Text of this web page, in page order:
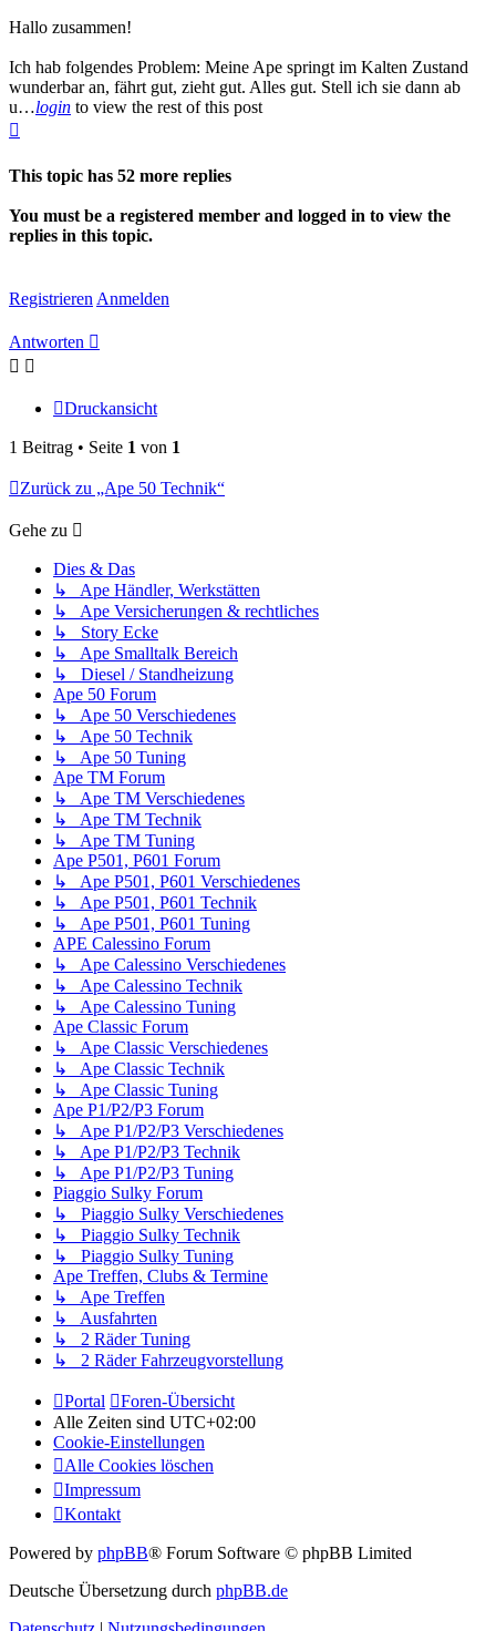
Hallo zusammen!
Ich hab folgendes Problem: Meine Ape springt im Kalten Zustand
wunderbar an, fährt gut, zieht gut. Alles gut. Stell ich sie dann ab
u…login to view the rest of this post
This topic has 52 more replies
You must be a registered member and logged in to view the
replies in this topic.
Registrieren Anmelden
Antworten
Druckansicht
1 Beitrag • Seite 1 von 1
Zurück zu „Ape 50 Technik“
Gehe zu
Dies & Das
↳ Ape Händler, Werkstätten
↳ Ape Versicherungen & rechtliches
↳ Story Ecke
↳ Ape Smalltalk Bereich
↳ Diesel / Standheizung
Ape 50 Forum
↳ Ape 50 Verschiedenes
↳ Ape 50 Technik
↳ Ape 50 Tuning
Ape TM Forum
↳ Ape TM Verschiedenes
↳ Ape TM Technik
↳ Ape TM Tuning
Ape P501, P601 Forum
↳ Ape P501, P601 Verschiedenes
↳ Ape P501, P601 Technik
↳ Ape P501, P601 Tuning
APE Calessino Forum
↳ Ape Calessino Verschiedenes
↳ Ape Calessino Technik
↳ Ape Calessino Tuning
Ape Classic Forum
↳ Ape Classic Verschiedenes
↳ Ape Classic Technik
↳ Ape Classic Tuning
Ape P1/P2/P3 Forum
↳ Ape P1/P2/P3 Verschiedenes
↳ Ape P1/P2/P3 Technik
↳ Ape P1/P2/P3 Tuning
Piaggio Sulky Forum
↳ Piaggio Sulky Verschiedenes
↳ Piaggio Sulky Technik
↳ Piaggio Sulky Tuning
Ape Treffen, Clubs & Termine
↳ Ape Treffen
↳ Ausfahrten
↳ 2 Räder Tuning
↳ 2 Räder Fahrzeugvorstellung
Portal
Foren-Übersicht
Alle Zeiten sind UTC+02:00
Cookie-Einstellungen
Alle Cookies löschen
Impressum
Kontakt
Powered by phpBB® Forum Software © phpBB Limited
Deutsche Übersetzung durch phpBB.de